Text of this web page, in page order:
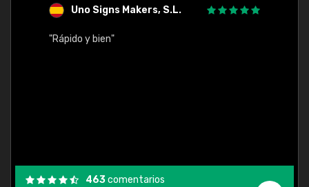
Uno Signs Makers, S.L.
"Rápido y bien"
463comentarios